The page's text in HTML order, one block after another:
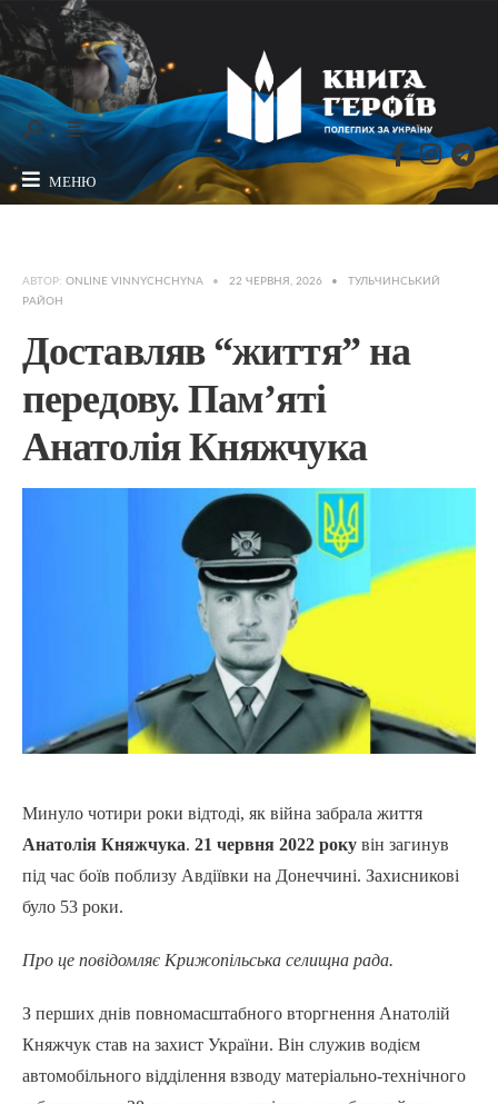
МЕНЮ
АВТОР: ONLINE VINNYCHCHYNA • 22 ЧЕРВНЯ, 2026 •
ТУЛЬЧИНСЬКИЙ
РАЙОН
Доставляв “життя” на
передову. Пам’яті
Анатолія Княжчука
Минуло чотири роки відтоді, як війна забрала життя
Анатолія Княжчука. 21 червня 2022 року він загинув
під час боїв поблизу Авдіївки на Донеччині. Захисникові
було 53 роки.
Про це повідомляє Крижопільська селищна рада.
З перших днів повномасштабного вторгнення Анатолій
Княжчук став на захист України. Він служив водієм
автомобільного відділення взводу матеріально-технічного